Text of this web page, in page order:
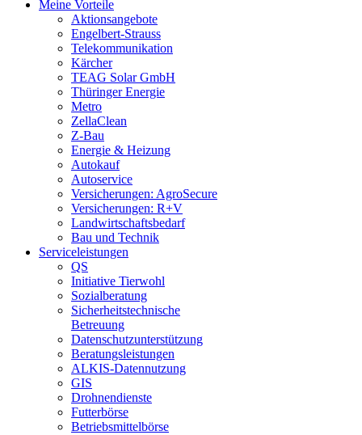
Meine Vorteile
Aktionsangebote
Engelbert-Strauss
Telekommunikation
Kärcher
TEAG Solar GmbH
Thüringer Energie
Metro
ZellaClean
Z-Bau
Energie & Heizung
Autokauf
Autoservice
Versicherungen: AgroSecure
Versicherungen: R+V
Landwirtschaftsbedarf
Bau und Technik
Service­­leistungen
QS
Initiative Tierwohl
Sozialberatung
Sicherheitstechnische
Betreuung
Datenschutzunterstützung
Beratungsleistungen
ALKIS-Datennutzung
GIS
Drohnendienste
Futterbörse
Betriebsmittelbörse